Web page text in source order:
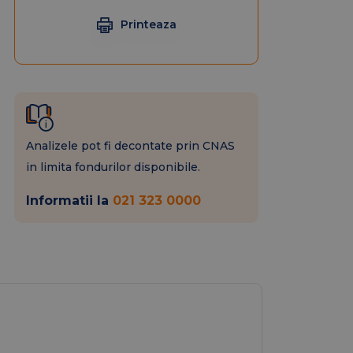
Printeaza
Analizele pot fi decontate prin CNAS
in limita fondurilor disponibile.
Informatii la 021 323 0000